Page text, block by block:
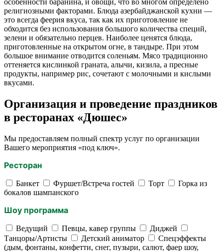
особенности баранина, и овощи, что во многом определено
религиозными факторами. Блюда азербайджанской кухни —
это всегда феерия вкуса, так как их приготовление не
обходится без использования большого количества специй,
зелени и обязательно перцев. Наиболее ценятся блюда,
приготовленные на открытом огне, в тандыре. При этом
большое внимание отводится соленьям. Мясо традиционно
оттеняется кислинкой граната, алычи, кизила, а пресные
продукты, например рис, сочетают с молочными и кислыми
вкусами.
Организация и проведение праздников
в ресторанах «Дюшес»
Мы предоставляем полный спектр услуг по организации
Вашего мероприятия «под ключ».
Ресторан
Банкет Фуршет/Встреча гостей Торт
Горка из
бокалов шампанского
Шоу программа
Ведущий Певцы, кавер группы
Диджей
Танцоры/Артисты
Детский аниматор
Спецэффекты
(дым, фонтаны, конфетти, снег, пузыри, салют, фаер шоу,